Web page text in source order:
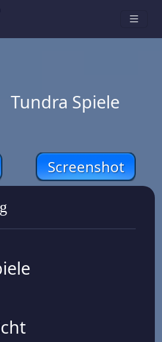
Tundra Spiele
Screenshot